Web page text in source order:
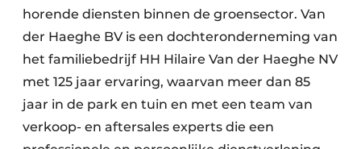
horende diensten binnen de groensector. Van
der Haeghe BV is een dochteronderneming van
het familiebedrijf HH Hilaire Van der Haeghe NV
met 125 jaar ervaring, waarvan meer dan 85
jaar in de park en tuin en met een team van
verkoop- en aftersales experts die een